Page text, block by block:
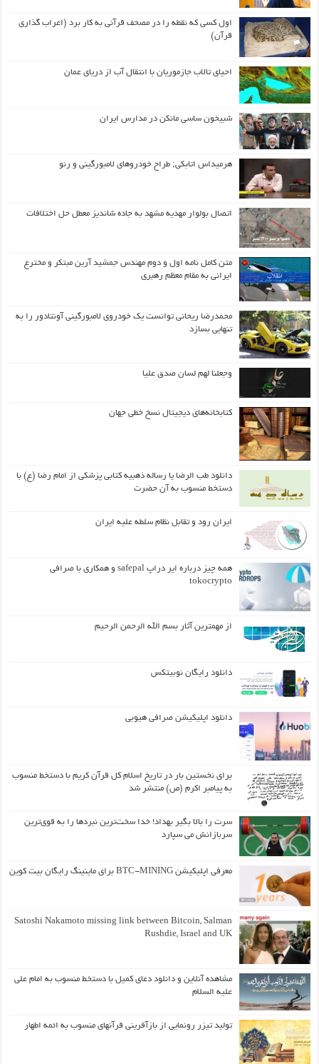
اول كسی كه نقطه را در مصحف قرآنی به كار برد (اعراب گذاری
قرآن)
احیای تالاب جازموریان با انتقال آب از دریای عمان
شبیخون ساسی مانکن در مدارس ایران
هرمیداس اتابکی; طراح خودروهای لامبورگینی و رنو
اتصال بولوار مهدیه مشهد به جاده شاندیز معطل حل اختلافات
متن کامل نامه اول و دوم مهندس جمشید آرین مبتکر و مخترع
ایرانی به مقام معظم رهبری
محمدرضا ریحانی توانست یک خودروی لامبورگینی آونتادور را به
تنهایی بسازد
وجعلنا لهم لسان صدق علیا
کتابخانه‌های دیجیتال نسخ خطی جهان
دانلود طب الرضا یا رساله‌ ذهبیه کتابی پزشکی از امام رضا (ع) با
دستخط منسوب به آن حضرت
ایران رود و تقابل نظام سلطه علیه ایران
همه چیز درباره ایر دراپ safepal و همکاری با صرافی
tokocrypto
از مهمترین آثار بسم الله الرحمن الرحیم
دانلود رایگان نوبیتکس
دانلود اپلیکیشن صرافی هیوبی
برای نخستین بار در تاریخ اسلام کل قرآن کریم با دستخط منسوب
به پیامبر اکرم (ص) منتشر شد
سرت را بالا بگیر بهداد! خدا سخت‌ترین نبردها را به قوی‌ترین
سربازانش می سپارد
معرفی اپلیکیشن BTC-MINING برای ماینینگ رایگان بیت کوین
Satoshi Nakamoto missing link between Bitcoin, Salman
Rushdie, Israel and UK
مشاهده آنلاین و دانلود دعای کمیل با دستخط منسوب به امام علی
علیه السلام
تولید تیزر رونمایی از بازآفرینی قرآنهای منسوب به ائمه اطهار